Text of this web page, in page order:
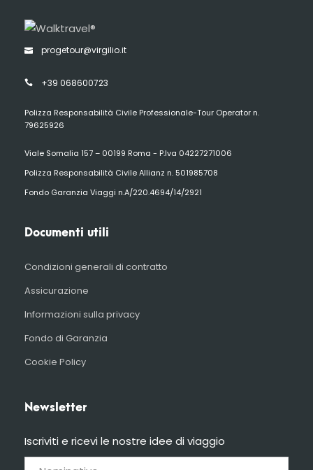
progetour@virgilio.it
+39 068600723
Polizza Responsabilità Civile Professionale-Tour Operator n.
79625926
Viale Somalia 157 – 00199 Roma - P.Iva 04227271006
Polizza Responsabilità Civile Allianz n. 501985708
Fondo Garanzia Viaggi n.A/220.4694/14/2921
Documenti utili
Condizioni generali di contratto
Assicurazione
Informazioni sulla privacy
Fondo di Garanzia
Cookie Policy
Newsletter
Iscriviti e ricevi le nostre idee di viaggio